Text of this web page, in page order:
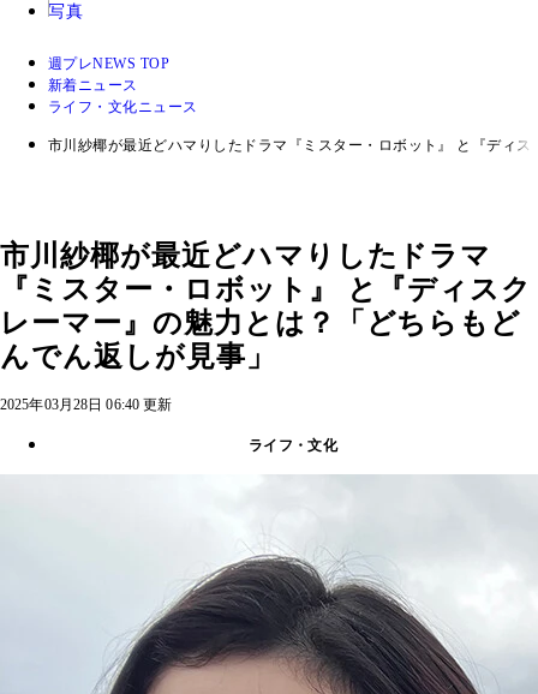
写真
週プレNEWS TOP
新着ニュース
ライフ・文化ニュース
市川紗椰が最近どハマりしたドラマ『ミスター・ロボット』 と『ディ
市川紗椰が最近どハマりしたドラマ
『ミスター・ロボット』 と『ディスク
レーマー』の魅力とは？「どちらもど
んでん返しが見事」
2025年03月28日 06:40 更新
ライフ・文化